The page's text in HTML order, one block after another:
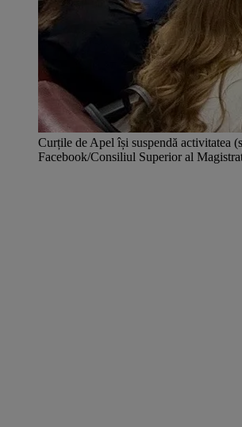
Curțile de Apel își suspendă activitatea
Facebook/Consiliul Superior al